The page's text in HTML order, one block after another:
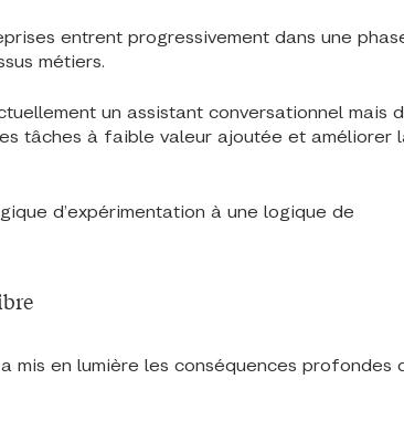
entrent progressivement dans une
métiers.
un assistant conversationnel mais
tâches à faible valeur ajoutée et améliorer
d’expérimentation à une logique de
mis en lumière les conséquences profondes